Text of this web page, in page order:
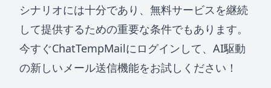
シナリオには十分であり、無料サービスを継続
して提供するための重要な条件でもあります。
今すぐChatTempMailにログインして、AI駆動
の新しいメール送信機能をお試しください！